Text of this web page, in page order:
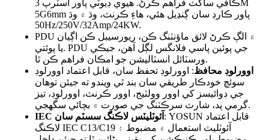
ڪافي ساکٽ فراهم ڪرڻ. هيوي ڊيوٽي پاور اسٽرپ 3M
5G6mm پاور ڪارڊ سان ڳنڍيل هئي، هاءِ ڪرنٽ، وڌ ۾ وڌ
50Hz/250V/32Amp/24KW.
PDU ۾ الڳ ڪرڻ لائق ماؤنٽنگ ڪن، ريورسيبل ڪن اڳيان
يا پوئتي. PDU جي پوئين پاسي فلانگس لڳل آهن، جيڪي
ورسٽائل انسٽاليشن جو امڪان فراهم ڪن ٿا.
اوورلوڊ محافظ: اوورلوڊ تحفظ سان، قابل اعتماد اوورلوڊ
سوئچ خودڪار طريقي سان بند ٿي ويندو ته جيئن توهان
جي ڊوائيسز کي اوور وولٽيج، اوور ڪرنٽ، اوورلوڊ، تيز
گرمي پد، شارٽ سرڪٽنگ جي صورت ۾ بچائي سگهجي.
IEC آئوٽليٽس لاڪنگ سسٽم سان : YOSUN قابل اعتماد
لاڪنگ IEC C13/C19 آئوٽليٽ استعمال ۾ مضبوط ۽